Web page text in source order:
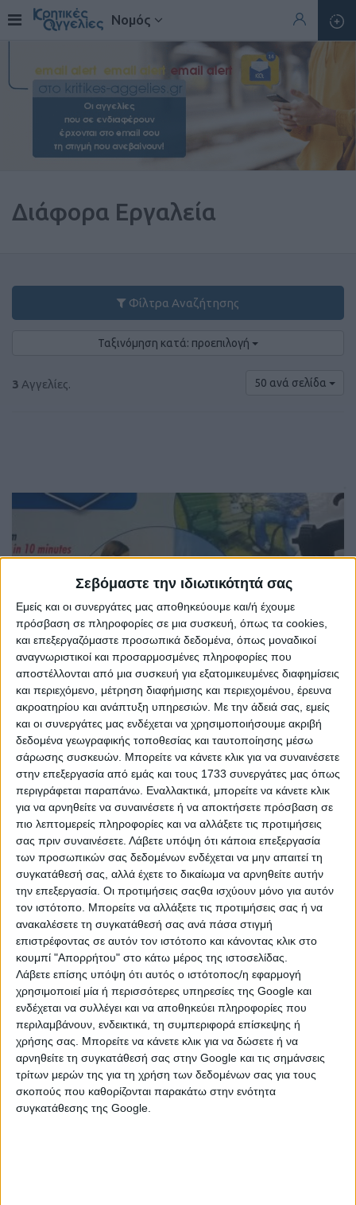
Σεβόμαστε την ιδιωτικότητά σας
Εμείς και οι συνεργάτες μας αποθηκεύουμε και/ή έχουμε
πρόσβαση σε πληροφορίες σε μια συσκευή, όπως τα cookies,
και επεξεργαζόμαστε προσωπικά δεδομένα, όπως μοναδικοί
αναγνωριστικοί και προσαρμοσμένες πληροφορίες που
αποστέλλονται από μια συσκευή για εξατομικευμένες διαφημίσεις
και περιεχόμενο, μέτρηση διαφήμισης και περιεχομένου, έρευνα
ακροατηρίου και ανάπτυξη υπηρεσιών. Με την άδειά σας, εμείς
και οι συνεργάτες μας ενδέχεται να χρησιμοποιήσουμε ακριβή
δεδομένα γεωγραφικής τοποθεσίας και ταυτοποίησης μέσω
σάρωσης συσκευών. Μπορείτε να κάνετε κλικ για να συναινέσετε
στην επεξεργασία από εμάς και τους 1733 συνεργάτες μας όπως
περιγράφεται παραπάνω. Εναλλακτικά, μπορείτε να κάνετε κλικ
για να αρνηθείτε να συναινέσετε ή να αποκτήσετε πρόσβαση σε
πιο λεπτομερείς πληροφορίες και να αλλάξετε τις προτιμήσεις
σας πριν συναινέσετε. Λάβετε υπόψη ότι κάποια επεξεργασία
των προσωπικών σας δεδομένων ενδέχεται να μην απαιτεί τη
συγκατάθεσή σας, αλλά έχετε το δικαίωμα να αρνηθείτε αυτήν
την επεξεργασία. Οι προτιμήσεις σαςθα ισχύουν μόνο για αυτόν
τον ιστότοπο. Μπορείτε να αλλάξετε τις προτιμήσεις σας ή να
ανακαλέσετε τη συγκατάθεσή σας ανά πάσα στιγμή
επιστρέφοντας σε αυτόν τον ιστότοπο και κάνοντας κλικ στο
κουμπί "Απορρήτου" στο κάτω μέρος της ιστοσελίδας.
Λάβετε επίσης υπόψη ότι αυτός ο ιστότοπος/η εφαρμογή
χρησιμοποιεί μία ή περισσότερες υπηρεσίες της Google και
ενδέχεται να συλλέγει και να αποθηκεύει πληροφορίες που
περιλαμβάνουν, ενδεικτικά, τη συμπεριφορά επίσκεψης ή
χρήσης σας. Μπορείτε να κάνετε κλικ για να δώσετε ή να
αρνηθείτε τη συγκατάθεσή σας στην Google και τις σημάνσεις
τρίτων μερών της για τη χρήση των δεδομένων σας για τους
σκοπούς που καθορίζονται παρακάτω στην ενότητα
συγκατάθεσης της Google.
Νομός
Διάφορα Εργαλεία
Φίλτρα Αναζήτησης
Ταξινόμηση κατά: προεπιλογή
3 Αγγελίες. 50 ανά σελίδα
ΠΙΣΤΟΛΙ
Υπόλοιπη Ελλάδα
βαφής με κοφλέρ.
Τετάρτη, 05 Αύγ 2026
ΚΟΛΕΚΤΕΡ ΥΓΡΑΕΡΙΟΥ ΔΙΑΝΟΜΕΑΣ (1092/3):
Τσαλικάκι
Μεταχειρισμένο κολεκτέρ υγραερίου, διανομέας, 3
θέσεων. Σε καλή κατάσταση. Η τιμή δεν περιλαμβάνει φπα
€ 80